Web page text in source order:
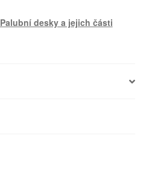
Palubní desky a jejich části